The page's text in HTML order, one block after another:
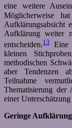
eine weitere
Möglicherweise
Aufklärungsabsicht
Aufklärung weiter
entscheiden.13
Eine
kleinen
methodischen
aber Tendenzen
Teilnahme
Thematisierung
einer
Geringe